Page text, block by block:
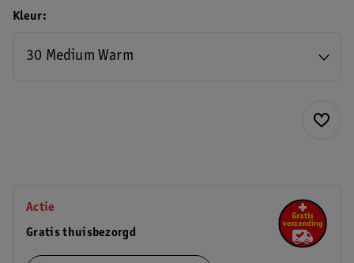
Kleur
30 Medium Warm
Actie
Gratis thuisbezorgd